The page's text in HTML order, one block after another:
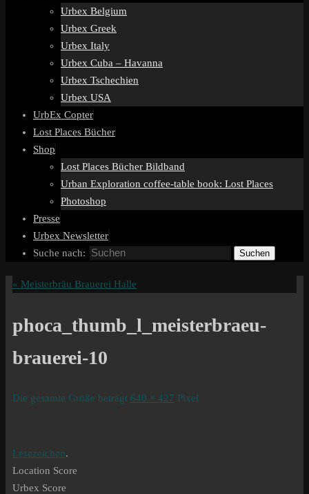
Urbex Belgium
Urbex Greek
Urbex Italy
Urbex Cuba – Havanna
Urbex Tschechien
Urbex USA
UrbEx Copter
Lost Places Bücher
Shop
Lost Places Bücher Bildband
Urban Exploration coffee-table book: Lost Places
Photoshop
Presse
Urbex Newsletter
Suche nach:
Suchen
« Meisterbräu Brauerei Halle
phoca_thumb_l_meisterbraeu-
brauerei-10
Die gesamte Größe beträgt 640 × 427 Pixel
Lesezeichen.
Location Score
Urbex Score